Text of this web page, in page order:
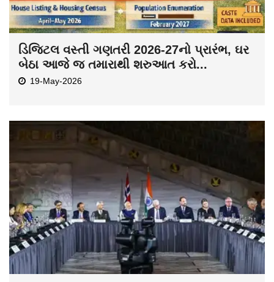
ડિજિટલ વસ્તી ગણતરી 2026-27નો પ્રારંભ, ઘર
બેઠા આજે જ તમારાથી શરુઆત કરો...
19-May-2026